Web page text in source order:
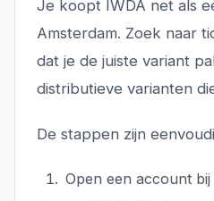
Je koopt IWDA net als
Amsterdam. Zoek naar
dat je de juiste variant
distributieve varianten
De stappen zijn
Open een account